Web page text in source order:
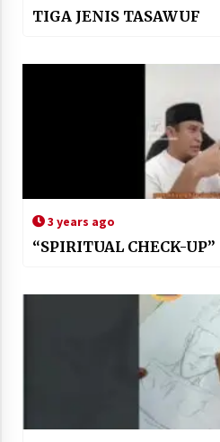
TIGA JENIS TASAWUF
3 years ago
“SPIRITUAL CHECK-UP”